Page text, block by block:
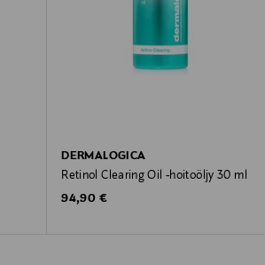
DERMALOGICA
Retinol Clearing Oil -hoitoöljy 30 ml
Original Price
94,90 €